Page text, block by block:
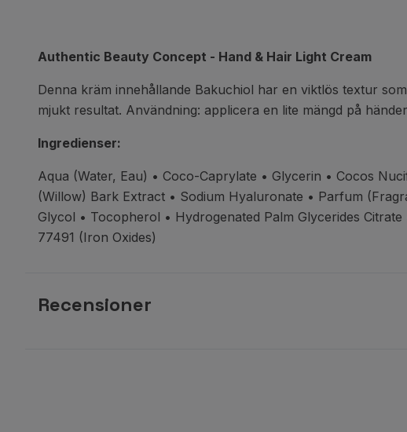
Authentic Beauty Concept - Hand & Hair Light Cream
Denna kräm innehållande Bakuchiol har en viktlös textur
mjukt resultat. Användning: applicera en lite mängd på
Ingredienser:
Aqua (Water, Eau) • Coco-Caprylate • Glycerin • Cocos
(Willow) Bark Extract • Sodium Hyaluronate • Parfum
Glycol • Tocopherol • Hydrogenated Palm Glycerides Citrate
77491 (Iron Oxides)
Recensioner